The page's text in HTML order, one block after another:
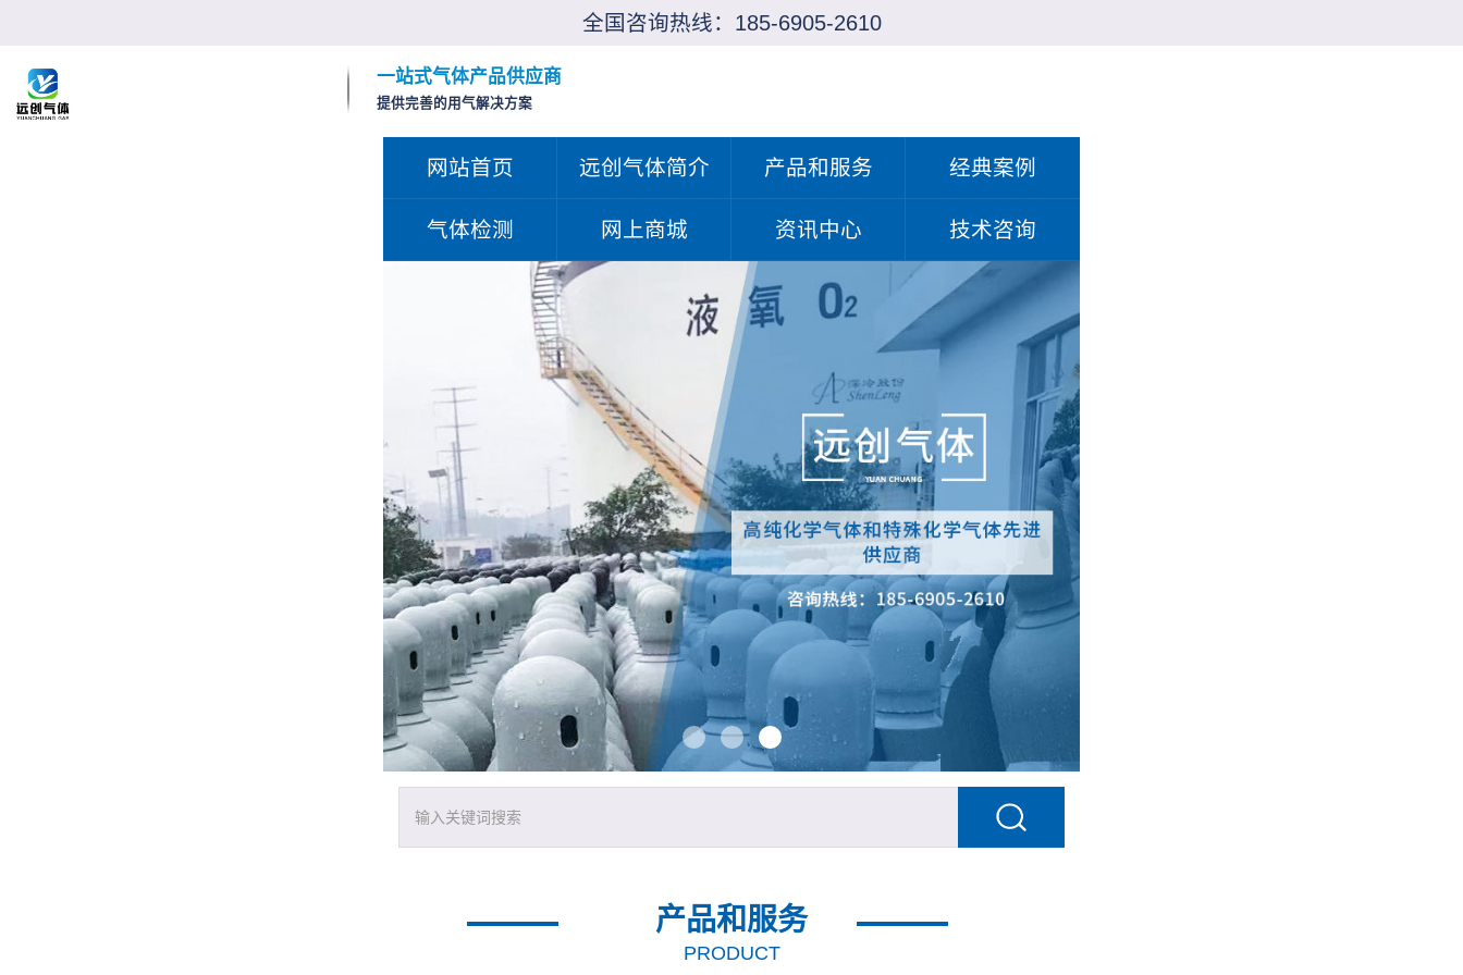
全国咨询热线： 185-6905-2610
一站式气体产品供应商
提供完善的用气解决方案
网站首页 远创气体简介 产品和服务 经典案例
气体检测 网上商城 资讯中心 技术咨询
产品和服务
PRODUCT